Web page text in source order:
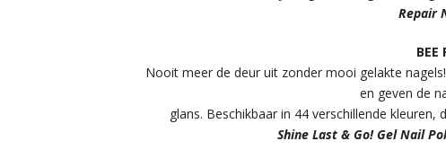
Repair
BEE
Nooit meer de deur uit zonder mooi gelakte
en geven de
glans. Beschikbaar in 44 verschillende
Shine Last & Go! Gel Nail